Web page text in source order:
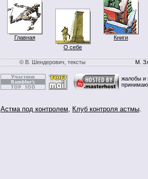
Главная
О себе
Книги
© В. Шендерович, тексты М.
жалобы и
Астма под контролем, Клуб контроля астмы.